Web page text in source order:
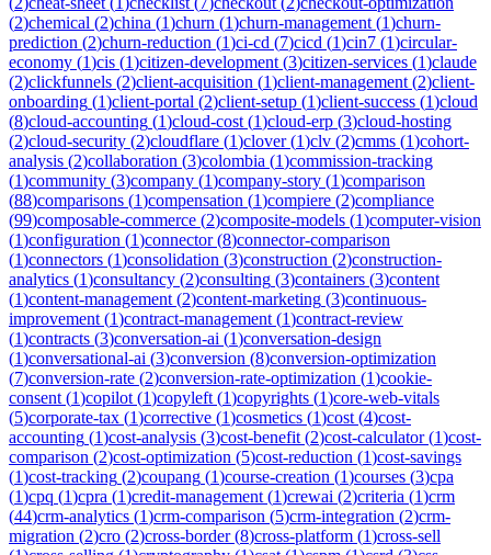
(2)chemical (2)china (1)churn (1)churn-management (1)churn-
prediction (2)churn-reduction (1)ci-cd (7)cicd (1)cin7 (1)circular-
economy (1)cis (1)citizen-development (3)citizen-services (1)claude
(2)clickfunnels (2)client-acquisition (1)client-management (2)client-
onboarding (1)client-portal (2)client-setup (1)client-success (1)cloud
(8)cloud-accounting (1)cloud-cost (1)cloud-erp (3)cloud-hosting
(2)cloud-security (2)cloudflare (1)clover(1)clv (2)cmms (1)cohort-
analysis (2)collaboration (3)colombia (1)commission-tracking
(1)community (3)company (1)company-story (1)comparison
(88)comparisons (1)compensation (1)compiere (2)compliance
(99)composable-commerce (2)composite-models (1)computer-vision
(1)configuration (1)connector(8)connector-comparison
(1)connectors (1)consolidation (3)construction (2)construction-
analytics (1)consultancy (2)consulting (3)containers (3)content
(1)content-management (2)content-marketing (3)continuous-
improvement (1)contract-management (1)contract-review
(1)contracts (3)conversation-ai (1)conversation-design
(1)conversational-ai (3)conversion (8)conversion-optimization
(7)conversion-rate (2)conversion-rate-optimization (1)cookie-
consent (1)copilot (1)copyleft (1)copyrights (1)core-web-vitals
(5)corporate-tax (1)corrective (1)cosmetics (1)cost (4)cost-
accounting (1)cost-analysis (3)cost-benefit (2)cost-calculator(1)cost-
comparison (2)cost-optimization (5)cost-reduction (1)cost-savings
(1)cost-tracking (2)coupang (1)course-creation (1)courses (3)cpa
(1)cpq (1)cpra (1)credit-management (1)crewai (2)criteria (1)crm
(44)crm-analytics (1)crm-comparison (5)crm-integration (2)crm-
migration (2)cro (2)cross-border(8)cross-platform (1)cross-sell